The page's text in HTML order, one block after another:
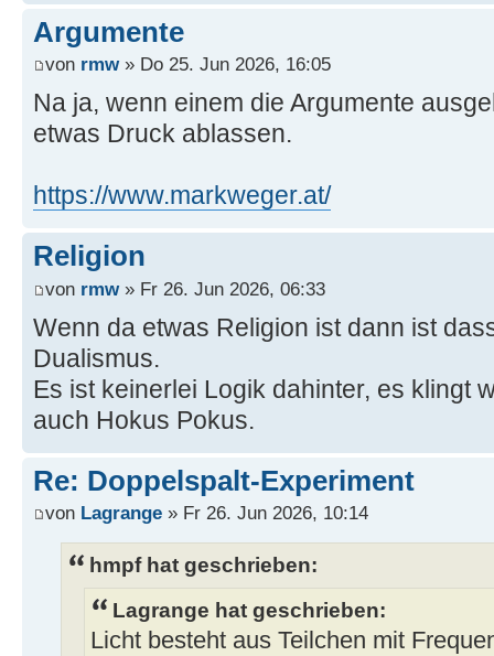
Argumente
von rmw» Do 25. Jun 2026, 16:05
Na ja, wenn einem die Argumente
etwas Druck ablassen.
https://www.markweger.at/
Religion
von rmw» Fr 26. Jun 2026, 06:33
Wenn da etwas Religion ist dann ist
Dualismus.
Es ist keinerlei Logik dahinter, es klingt
auch Hokus Pokus.
Re: Doppelspalt-Experiment
von Lagrange » Fr 26. Jun 2026, 10:14
hmpf hat geschrieben:
Lagrange hat geschrieben:
Licht besteht aus Teilchen mit